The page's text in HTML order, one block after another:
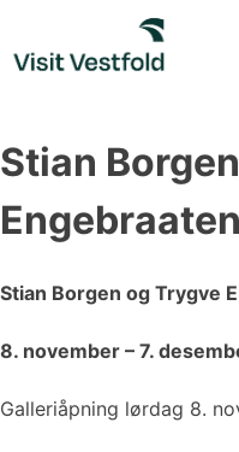
content
Stian
Engebraaten
Stian Borgen og Trygve
8. november – 7.
Galleriåpning lørdag 8.